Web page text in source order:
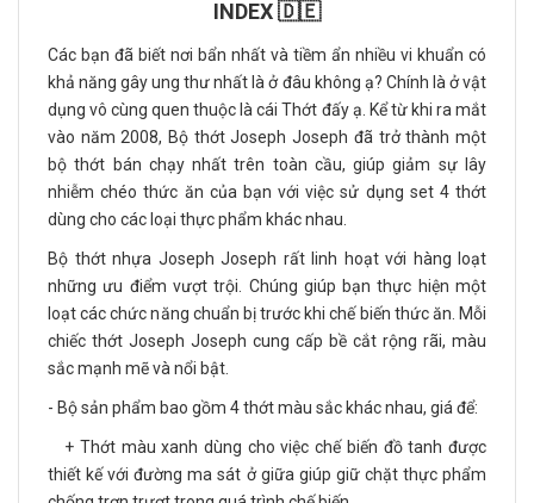
INDEX 🇩🇪
Các bạn đã biết nơi bẩn nhất và tiềm ẩn nhiều vi khuẩn có
khả năng gây ung thư nhất là ở đâu không ạ? Chính là ở vật
dụng vô cùng quen thuộc là cái Thớt đấy ạ. Kể từ khi ra mắt
vào năm 2008, Bộ thớt Joseph Joseph đã trở thành một
bộ thớt bán chạy nhất trên toàn cầu, giúp giảm sự lây
nhiễm chéo thức ăn của bạn với việc sử dụng set 4 thớt
dùng cho các loại thực phẩm khác nhau.
Bộ thớt nhựa Joseph Joseph rất linh hoạt với hàng loạt
những ưu điểm vượt trội. Chúng giúp bạn thực hiện một
loạt các chức năng chuẩn bị trước khi chế biến thức ăn. Mỗi
chiếc thớt Joseph Joseph cung cấp bề cắt rộng rãi, màu
sắc mạnh mẽ và nổi bật.
- Bộ sản phẩm bao gồm 4 thớt màu sắc khác nhau, giá để:
+ Thớt màu xanh dùng cho việc chế biến đồ tanh được
thiết kế với đường ma sát ở giữa giúp giữ chặt thực phẩm